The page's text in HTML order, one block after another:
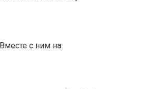
с ним на